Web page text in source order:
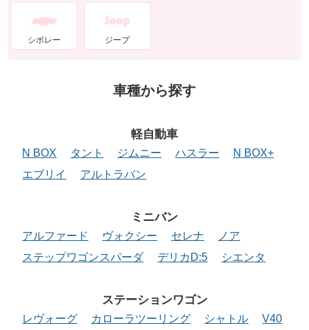
シボレー ジープ
車種から探す
軽自動車
N BOX タント ジムニー ハスラー
N BOX+
エブリイ
アルトラバン
ミニバン
アルファード ヴォクシー セレナ
ノア
ステップワゴンスパーダ
デリカD:5 シエンタ
ステーションワゴン
レヴォーグ カローラツーリング シャトル
V40